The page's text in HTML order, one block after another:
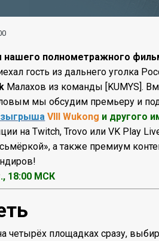
полнометражного
гость из дальнего уголка
Малахов из команды [KUMYS].
мы обсудим премьеру и
VIII Wukong и другого
на Twitch, Trovo или VK Play
а также премиум
18:00 МСК
четырёх площадках сразу,